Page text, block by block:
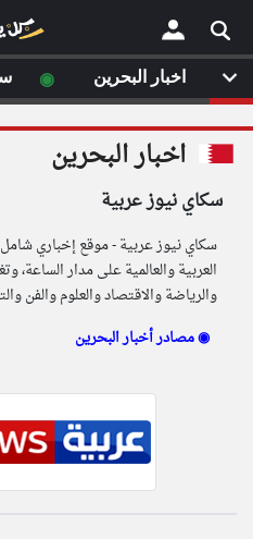
×اخبار البحرين
سكاي نيوز عربية
سكاي نيوز عربية - موقع إخباري
العربية والعالمية على مدار الساعة،
والرياضة والاقتصاد والعلوم والفن
مصادر أخبار البحرين ◉
اخبار البحرين ◉